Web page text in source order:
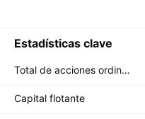
Estadísticas clave
Total de acciones ordinarias en circulación
Capital flotante